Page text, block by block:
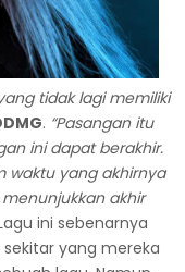
tidak lagi memiliki
. “Pasangan itu
ini dapat berakhir.
waktu yang akhirnya
akhir
ini sebenarnya
yang mereka